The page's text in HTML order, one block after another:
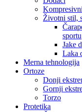
Životni stil,
sportu
Jake
Laka
Merna tehnologija
Ortoze
Donji
Gornji
Torzo
Protetika